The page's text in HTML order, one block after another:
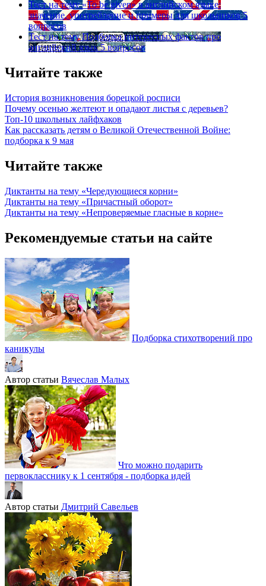
Тест на тему «To be given» в английском языке:
значение, употребление и примеры для школьников 5
вопросов
Тест на тему Подборка интересных фактов про
английский язык 5 вопросов
Читайте также
История возникновения борецкой росписи
Почему осенью желтеют и опадают листья с деревьев?
Топ-10 школьных лайфхаков
Как рассказать детям о Великой Отечественной Войне:
подборка к 9 мая
Читайте также
Диктанты на тему «Чередующиеся корни»
Диктанты на тему «Причастный оборот»
Диктанты на тему «Непроверяемые гласные в корне»
Рекомендуемые статьи на сайте
Подборка стихотворений про
каникулы
Автор статьи Вячеслав Малых
Что можно подарить
первокласснику к 1 сентября - подборка идей
Автор статьи Дмитрий Савельев